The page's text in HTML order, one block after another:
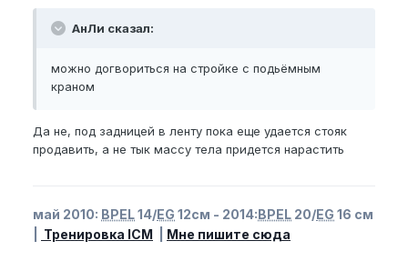
АнЛи сказал:
можно догвориться на стройке с подьёмным
краном
Да не, под задницей в ленту пока еще удается стояк
продавить, а не тык массу тела придется нарастить
май 2010: BPEL14/EG 12см - 2014:BPEL 20/EG 16 см
Тренировка ICM Мне пишите сюда